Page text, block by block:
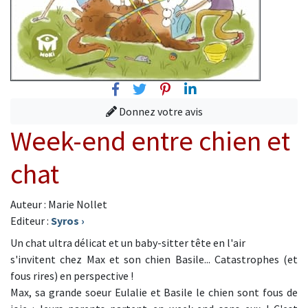
FacebookTwitterPinterest
Linkedin
Donnez votre avis
Week-end entre chien et
chat
Auteur : Marie Nollet
Editeur : Syros ›
Un chat ultra délicat et un baby-sitter tête en l'air
s'invitent chez Max et son chien Basile... Catastrophes (et
fous rires) en perspective !
Max, sa grande soeur Eulalie et Basile le chien sont fous de